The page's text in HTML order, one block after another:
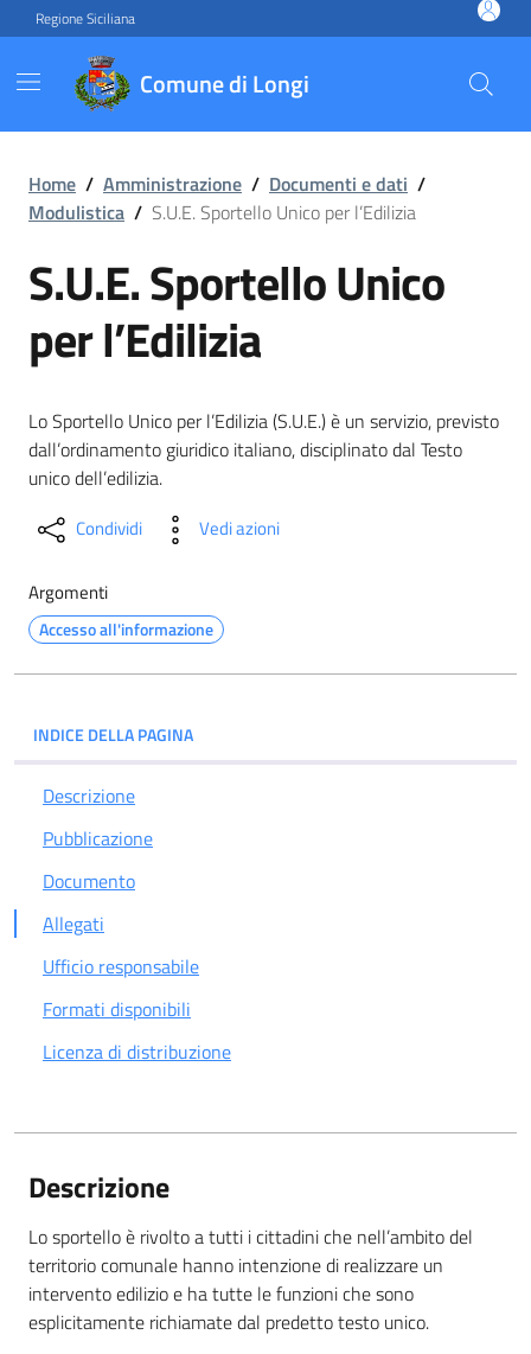
Vai ai contenuti
Vai al footer
Regione Siciliana
Comune di Longi
S.U.E. Sportello Unico per
Home / Amministrazione / Documenti e dati /
Modulistica / S.U.E. Sportello Unico per l’Edilizia
S.U.E. Sportello Unico
per l’Edilizia
Lo Sportello Unico per l’Edilizia (S.U.E.) è un servizio, previsto
dall’ordinamento giuridico italiano, disciplinato dal Testo
unico dell’edilizia.
Condividi Vedi azioni
Argomenti
Accesso all'informazione
INDICE DELLA PAGINA
Descrizione
Pubblicazione
Documento
Allegati
Ufficio responsabile
Formati disponibili
Licenza di distribuzione
Descrizione
Lo sportello è rivolto a tutti i cittadini che nell’ambito del
territorio comunale hanno intenzione di realizzare un
intervento edilizio e ha tutte le funzioni che sono
esplicitamente richiamate dal predetto testo unico.